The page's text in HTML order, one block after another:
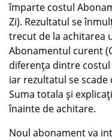
împarte costul
Zi). Rezultatul se
trecut de la achitarea
Abonamentul curent
diferența dintre
iar rezultatul se
Suma totala și
înainte de achitare.
Noul abonament va